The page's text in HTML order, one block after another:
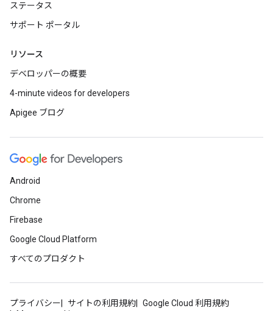
ステータス
サポート ポータル
リソース
デベロッパーの概要
4-minute videos for developers
Apigee ブログ
Android
Chrome
Firebase
Google Cloud Platform
すべてのプロダクト
プライバシー サイトの利用規約
Google Cloud 利用規約